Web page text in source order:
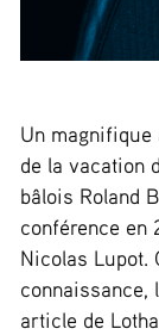
Un magnifique
de la vacation
bâlois Roland
conférence en
Nicolas Lupot.
connaissance,
article de